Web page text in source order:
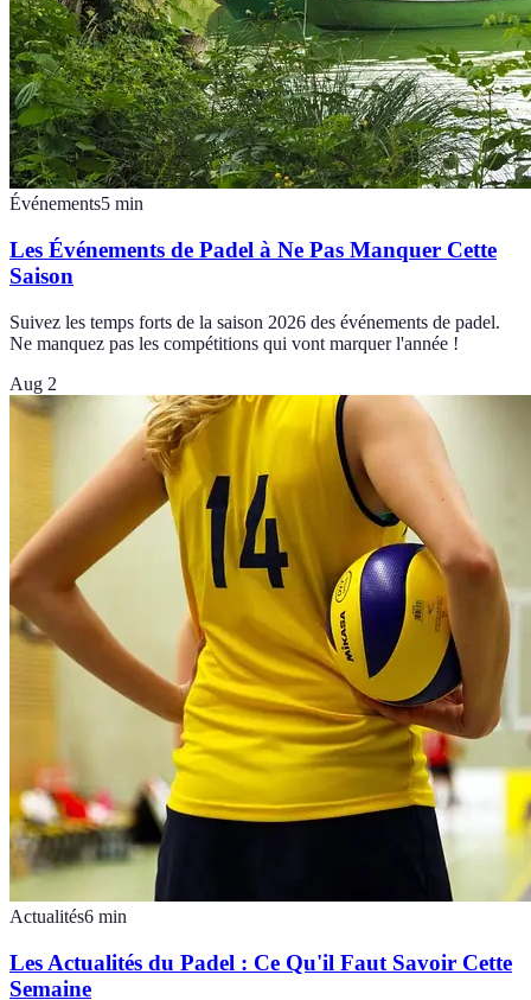
Événements5 min
Les Événements de Padel à Ne Pas Manquer Cette
Saison
Suivez les temps forts de la saison 2026 des événements de padel.
Ne manquez pas les compétitions qui vont marquer l'année !
Aug 2
Actualités6 min
Les Actualités du Padel : Ce Qu'il Faut Savoir Cette
Semaine